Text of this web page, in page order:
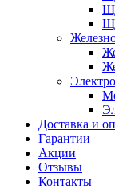
Доставка и
Гарантии
Акции
Отзывы
Контакты